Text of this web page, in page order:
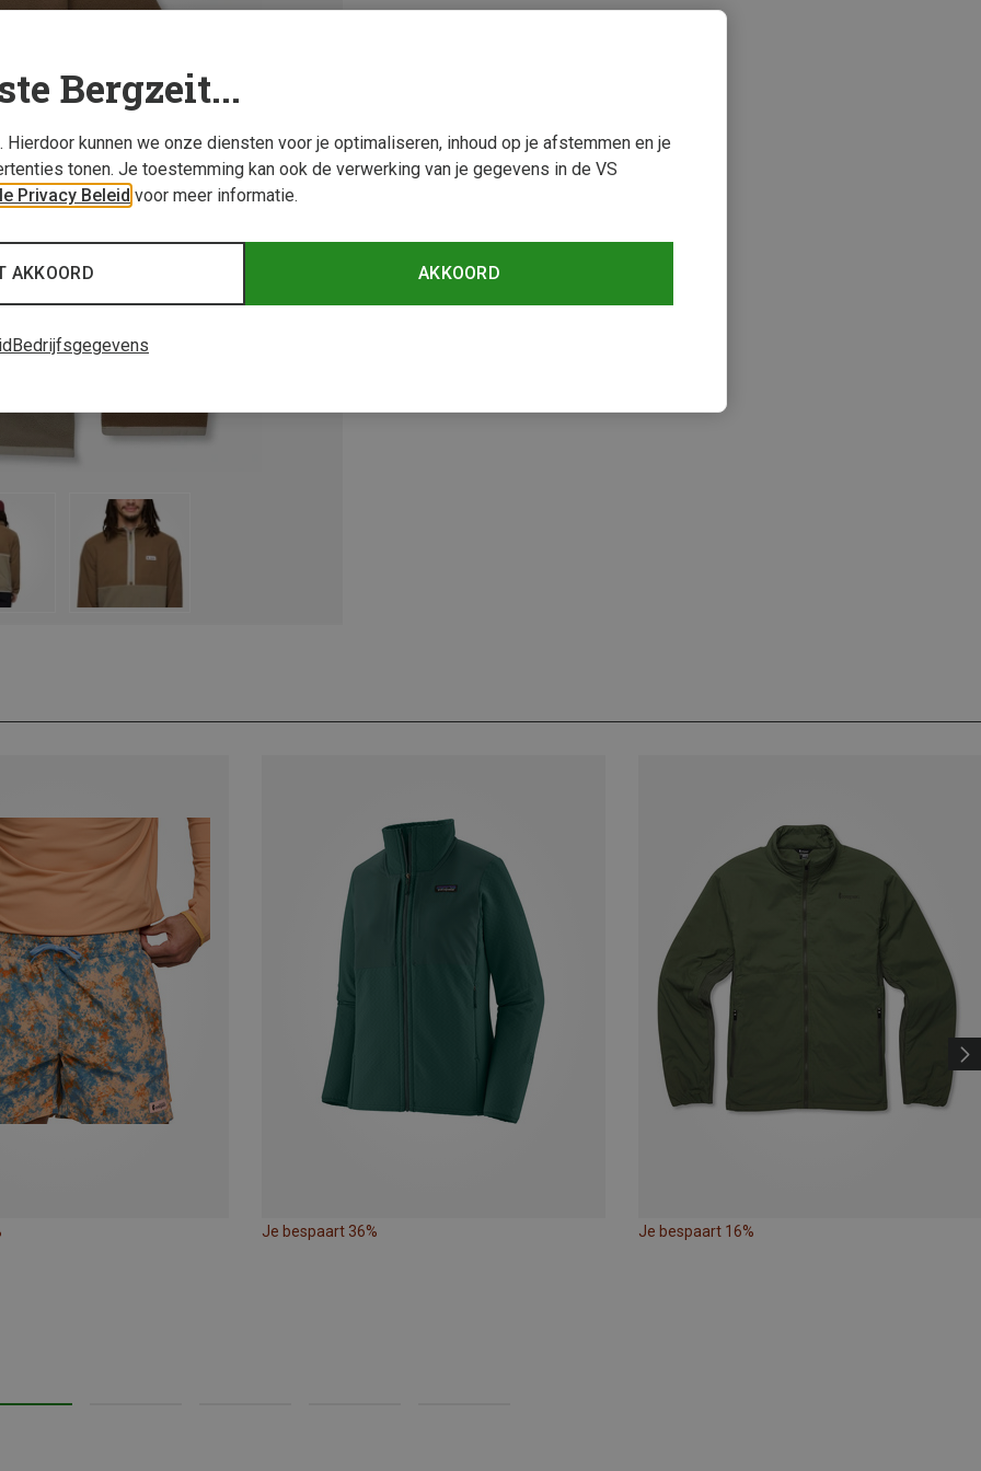
Je bespaart 36% Je bespaart 16%
Bergzeit...
Hierdoor kunnen we onze diensten voor je optimaliseren, inhoud op je afstemmen en je
tonen. Je toestemming kan ook de verwerking van je gegevens in de VS
Privacy Beleid voor meer informatie.
AKKOORD
AKKOORD
Bedrijfsgegevens